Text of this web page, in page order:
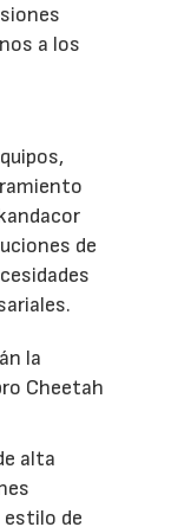
a los
de
la
Cheetah
alta
de